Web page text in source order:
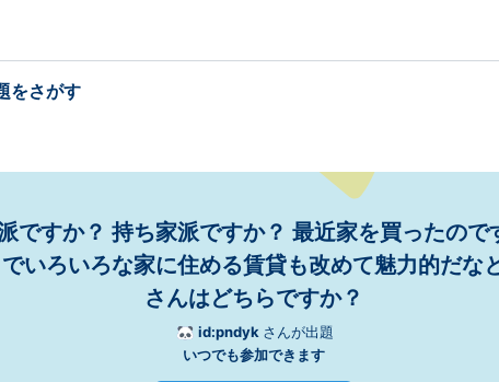
をさがす
ですか？ 持ち家派ですか？ 最近家を買ったので
いろいろな家に住める賃貸も改めて魅力的だな
さんはどちらですか？
id:pndyk さんが出題
いつでも参加できます